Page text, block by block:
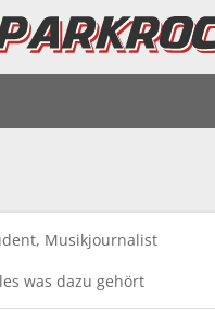
Musikjournalist
was dazu gehört